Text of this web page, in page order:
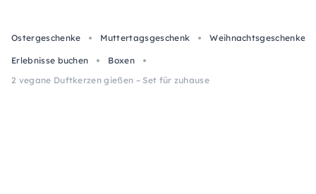
Ostergeschenke Muttertagsgeschenk Weihnachtsgeschenke
Erlebnisse buchen
Boxen
2 vegane Duftkerzen gießen – Set für zuhause